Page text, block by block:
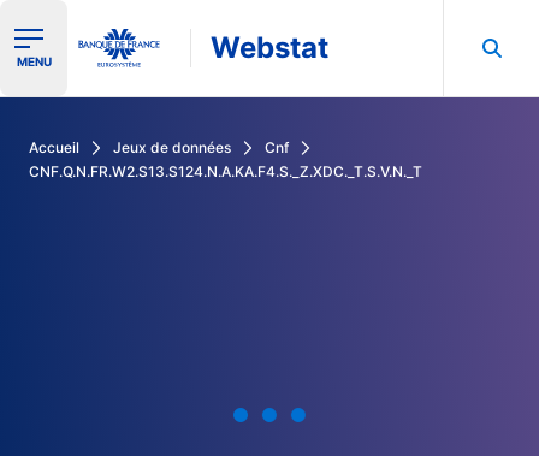
Ouvrir le menu de navigation
MENU Webstat
Accueil Jeux de données
Cnf
CNF.Q.N.FR.W2.S13.S124.N.A.KA.F4.S._Z.XDC._T.S.V.N._T